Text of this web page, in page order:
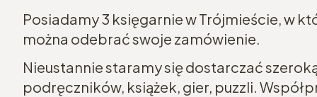
Posiadamy 3 księgarnie w Trójmieście, w
można odebrać swoje zamówienie.
Nieustannie staramy się dostarczać
podręczników, książek, gier, puzzli.